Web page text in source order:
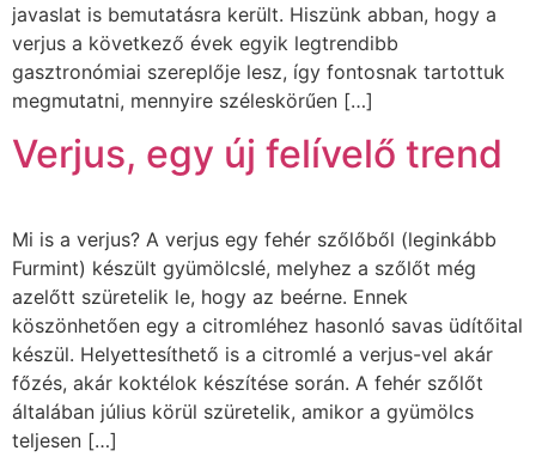
javaslat is bemutatásra került. Hiszünk abban, hogy a
verjus a következő évek egyik legtrendibb
gasztronómiai szereplője lesz, így fontosnak tartottuk
megmutatni, mennyire széleskörűen […]
Verjus, egy új felívelő trend
Mi is a verjus? A verjus egy fehér szőlőből (leginkább
Furmint) készült gyümölcslé, melyhez a szőlőt még
azelőtt szüretelik le, hogy az beérne. Ennek
köszönhetően egy a citromléhez hasonló savas üdítőital
készül. Helyettesíthető is a citromlé a verjus-vel akár
főzés, akár koktélok készítése során. A fehér szőlőt
általában július körül szüretelik, amikor a gyümölcs
teljesen […]